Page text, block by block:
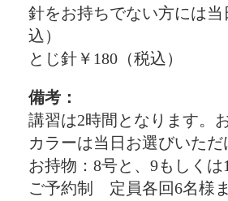
針をお持ちでない方には
込）
とじ針￥180（税込）
備考：
講習は2時間となります。
カラーは当日お選びいただ
お持物：8号と、9もしく
ご予約制 定員各回6名様